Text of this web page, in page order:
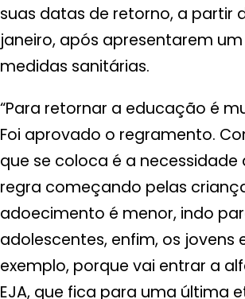
suas datas de retorno, a partir
janeiro, após apresentarem
medidas sanitárias.
“Para retornar a educação é
Foi aprovado o regramento.
que se coloca é a necessidade
regra começando pelas
adoecimento é menor, indo
adolescentes, enfim, os jovens
exemplo, porque vai entrar a
EJA, que fica para uma última